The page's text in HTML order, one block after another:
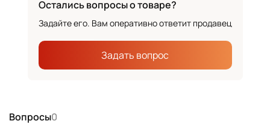
Вопросы0
Остались вопросы о товаре?
Задайте его. Вам оперативно ответит продавец
Задать вопрос